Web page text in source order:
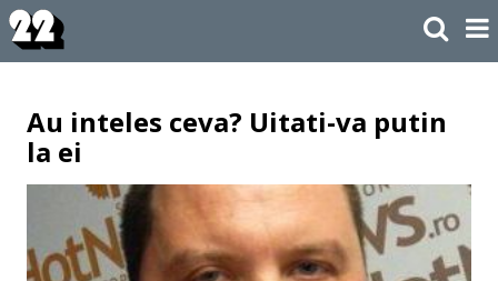
Au inteles ceva? Uitati-va putin
la ei